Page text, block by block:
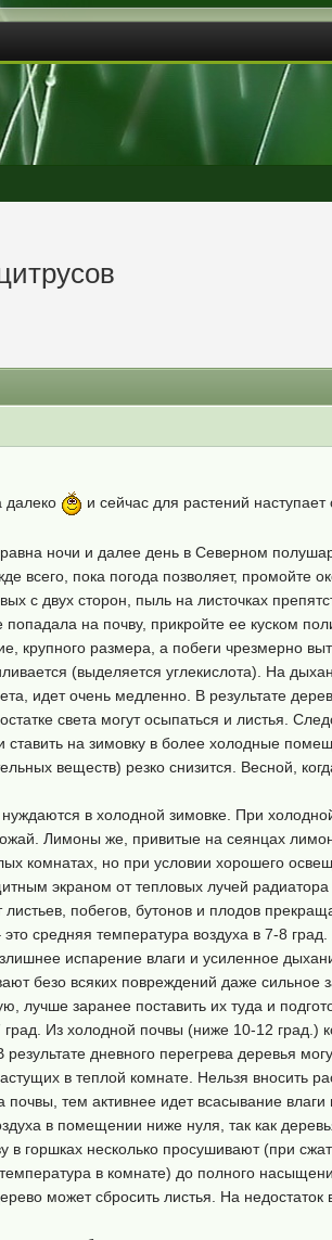
далеко
и сейчас для растений
ночи и далее день в Северном
всего, пока погода позволяет, промойте
с двух сторон, пыль на листочках
на почву, прикройте ее куском
крупного размера, а побеги чрезмерно
(выделяется углекислота). На
идет очень медленно. В результате
света могут осыпаться и листья.
ставить на зимовку в более холодные
веществ) резко снизится. Весной,
в холодной зимовке. При
Лимоны же, привитые на сеянцах
комнатах, но при условии хорошего
экраном от тепловых лучей
побегов, бутонов и плодов
средняя температура воздуха в 7-8
испарение влаги и усиленное
безо всяких повреждений даже сильное
лучше заранее поставить их туда и
Из холодной почвы (ниже 10-12 град.)
дневного перегрева деревья
в теплой комнате. Нельзя вносить
тем активнее идет всасывание
в помещении ниже нуля, так как
горшках несколько просушивают (при
в комнате) до полного
может сбросить листья. На недостаток